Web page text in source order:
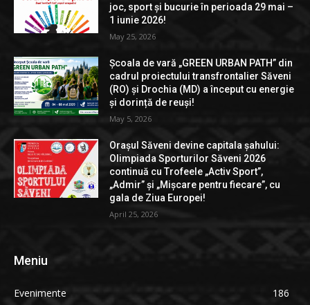
joc, sport și bucurie în perioada 29 mai –
1 iunie 2026!
May 25, 2026
Școala de vară „GREEN URBAN PATH” din
cadrul proiectului transfrontalier Săveni
(RO) și Drochia (MD) a început cu energie
și dorință de reuși!
May 5, 2026
Orașul Săveni devine capitala șahului:
Olimpiada Sporturilor Săveni 2026
continuă cu Trofeele „Activ Sport”,
„Admir” și „Mișcare pentru fiecare”, cu
gala de Ziua Europei!
April 25, 2026
Meniu
Evenimente
186